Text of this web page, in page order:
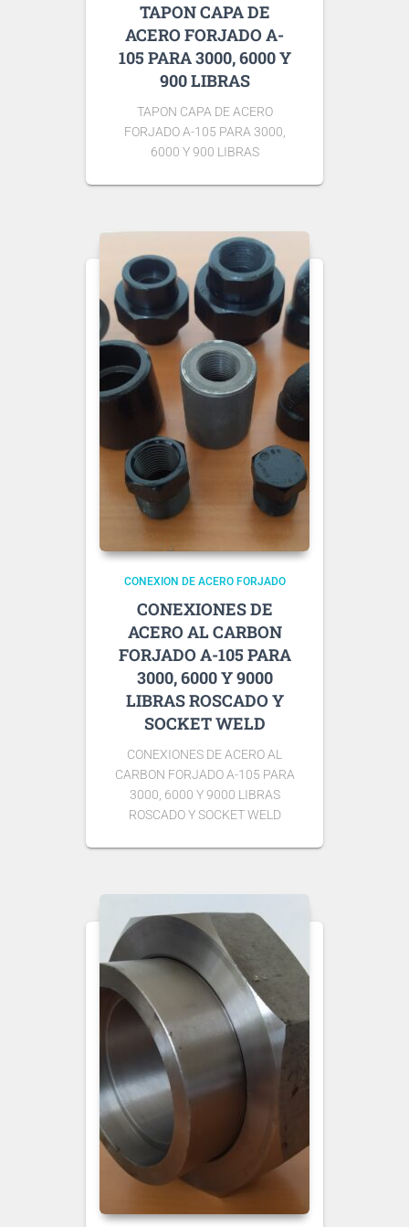
TAPON CAPA DE
ACERO FORJADO A-
105 PARA 3000, 6000 Y
900 LIBRAS
TAPON CAPA DE ACERO
FORJADO A-105 PARA 3000,
6000 Y 900 LIBRAS
CONEXION DE ACERO FORJADO
CONEXIONES DE
ACERO AL CARBON
FORJADO A-105 PARA
3000, 6000 Y 9000
LIBRAS ROSCADO Y
SOCKET WELD
CONEXIONES DE ACERO AL
CARBON FORJADO A-105 PARA
3000, 6000 Y 9000 LIBRAS
ROSCADO Y SOCKET WELD